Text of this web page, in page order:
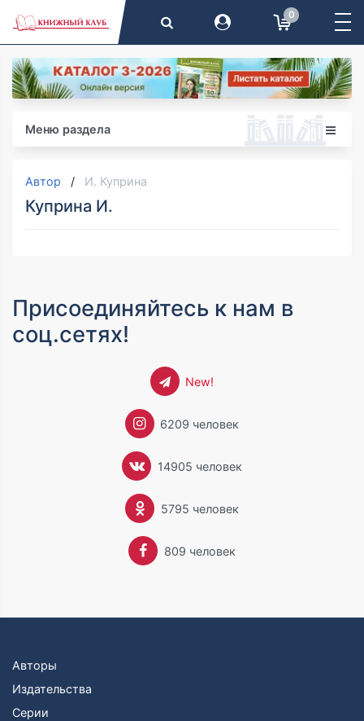
0
Меню раздела
Автор И. Куприна
Куприна И.
Присоединяйтесь к нам в
соц.сетях!
New!
6209 человек
14905 человек
5795 человек
809 человек
Авторы
Издательства
Серии